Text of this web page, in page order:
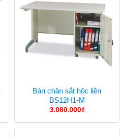
Bàn chân sắt hộc liền
BS12H1-M
3.060.000₫